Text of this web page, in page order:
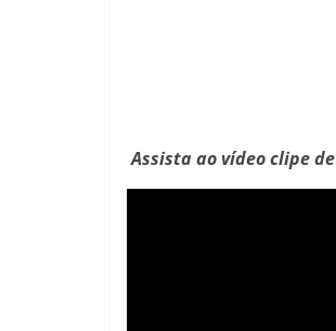
Assista ao vídeo clipe de